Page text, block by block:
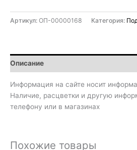
Артикул: ОП-00000168 Категория:
Описание
Информация на сайте носит
Наличие, расцветки и другую
телефону или в магазинах
Похожие товары